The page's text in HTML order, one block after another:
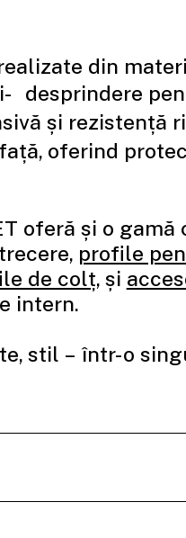
din
desprindere
și rezistență
oferind
oferă și o
profile
de colț, și
intern.
stil – într-o